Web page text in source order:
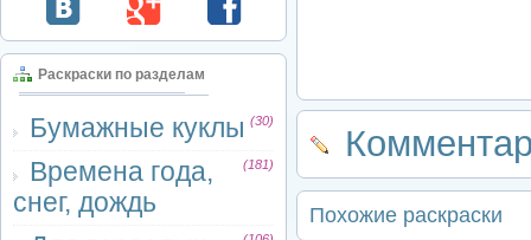
Раскраски по разделам
Бумажные куклы (30)
Времена года,
снег, дождь
(181)
Похожие раскраски